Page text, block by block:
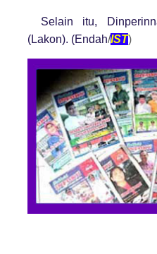
Selain itu,
(Lakon). (Endah/IST)